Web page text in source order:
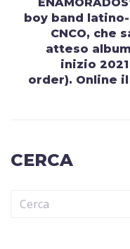
boy band
CNCO, che
atteso album
inizio
order). Online
CERCA